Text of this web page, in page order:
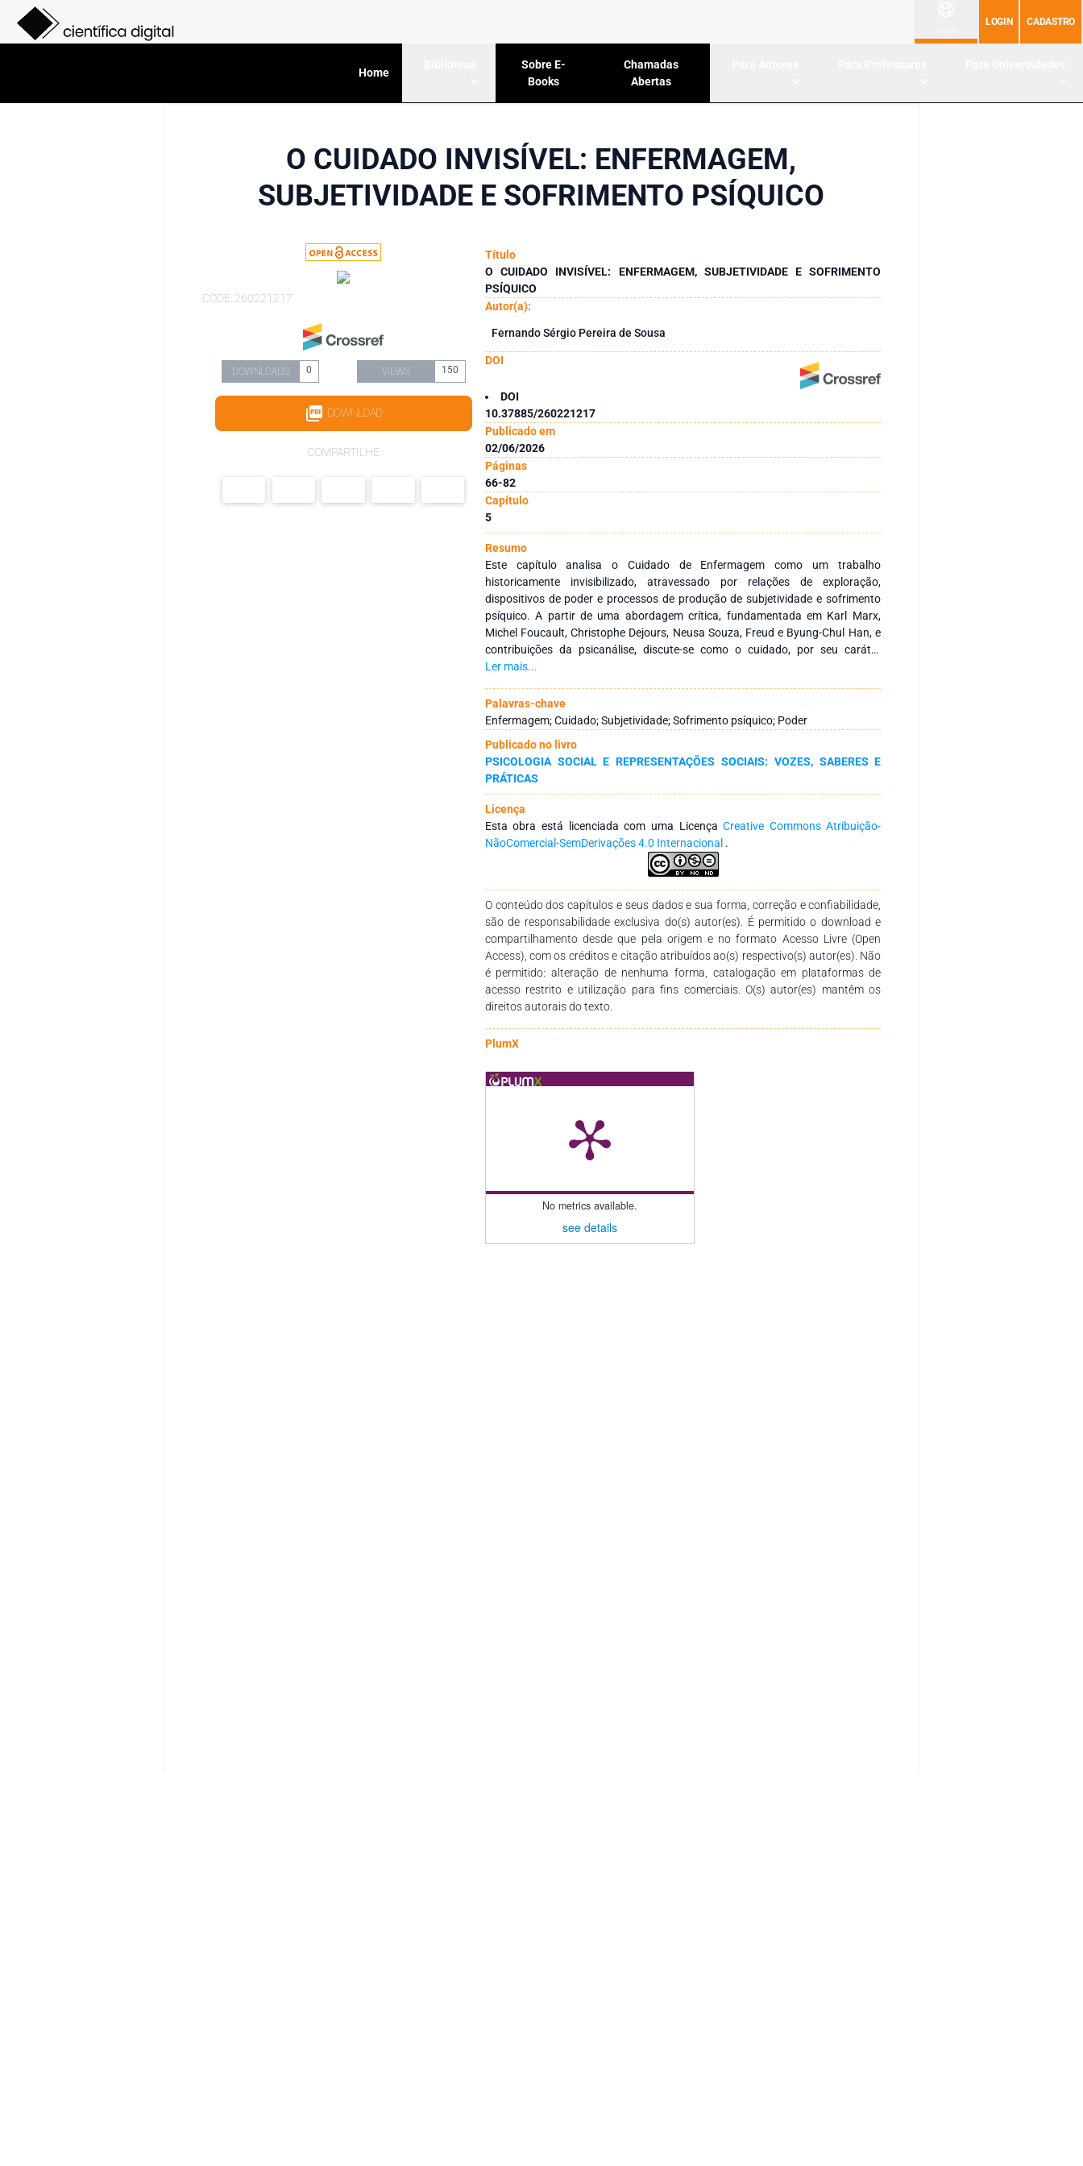
LOGIN CADASTRO
Home
Sobre E-
Books
Chamadas
Abertas
O CUIDADO INVISÍVEL: ENFERMAGEM,
SUBJETIVIDADE E SOFRIMENTO PSÍQUICO
CODE: 260221217
DOWNLOADS 0 VIEWS 150
DOWNLOAD
COMPARTILHE
Título
O CUIDADO INVISÍVEL: ENFERMAGEM, SUBJETIVIDADE E SOFRIMENTO
PSÍQUICO
Autor(a):
Fernando Sérgio Pereira de Sousa
DOI
DOI
10.37885/260221217
Publicado em
02/06/2026
Páginas
66-82
Capítulo
5
Resumo
Este capítulo analisa o Cuidado de Enfermagem como um trabalho
historicamente invisibilizado, atravessado por relações de exploração,
dispositivos de poder e processos de produção de subjetividade e sofrimento
psíquico. A partir de uma abordagem crítica, fundamentada em Karl Marx,
Michel Foucault, Christophe Dejours, Neusa Souza, Freud e Byung-Chul Han, e
contribuições da psicanálise, discute-se como o cuidado, por seu caráter
imaterial, relacional e emocional, é excluído das lógicas de valorização
trabalho. Examina-se o hospital como espaço disciplinar que produz corpos
dóceis e subjetividades marcadas pela culpa, pela autoexploração, pelo
machismo, pelo racismo e pelo sofrimento psíquico. Bem como, evidencia os
atravessamentos de gênero e raça na constituição histórica da Enfermagem,
destacando a centralidade das mulheres negras na sustentação do cuidado e a
dimensão psíquica do racismo. Conclui-se que tornar visível o Cuidado de
Enfermagem é um ato político e clínico, fundamental para a preservação da
saúde emocional dos profissionais e para a construção de práticas
emancipatórias no campo da saúde.
Ler mais...
Palavras-chave
Enfermagem; Cuidado; Subjetividade; Sofrimento psíquico; Poder
Publicado no livro
PSICOLOGIA SOCIAL E REPRESENTAÇÕES SOCIAIS: VOZES, SABERES E
PRÁTICAS
Licença
Esta obra está licenciada com uma LicençaCreative Commons Atribuição-
NãoComercial-SemDerivações 4.0 Internacional .
O conteúdo dos capítulos e seus dados e sua forma, correção e confiabilidade,
são de responsabilidade exclusiva do(s) autor(es). É permitido o download e
compartilhamento desde que pela origem e no formato Acesso Livre (Open
Access), com os créditos e citação atribuídos ao(s) respectivo(s) autor(es). Não
é permitido: alteração de nenhuma forma, catalogação em plataformas de
acesso restrito e utilização para fins comerciais. O(s) autor(es) mantêm os
direitos autorais do texto.
PlumX
No metrics available.
see details